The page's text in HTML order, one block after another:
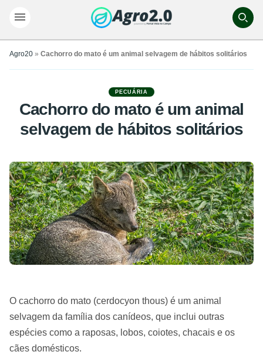
Agro20 » Cachorro do mato é um animal selvagem de hábitos solitários
PECUÁRIA
Cachorro do mato é um animal
selvagem de hábitos solitários
O cachorro do mato (cerdocyon thous) é um animal
selvagem da família dos canídeos, que inclui outras
espécies como a raposas, lobos, coiotes, chacais e os
cães domésticos.